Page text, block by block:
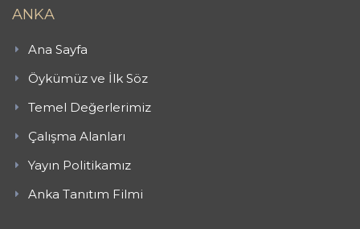
ANKA
Ana Sayfa
Öykümüz ve İlk Söz
Temel Değerlerimiz
Çalışma Alanları
Yayın Politikamız
Anka Tanıtım Filmi